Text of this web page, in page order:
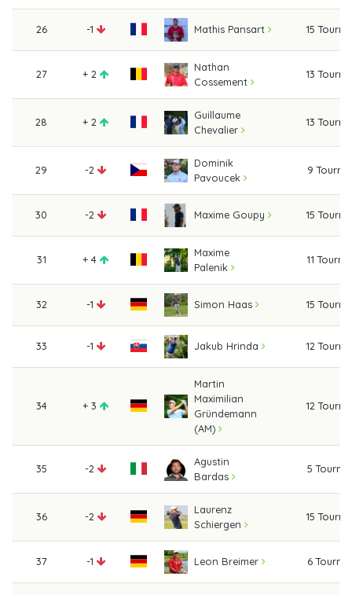
26 -1 Mathis Pansart 15
27 + 2
Nathan
Cossement
13
28 + 2
Guillaume
Chevalier
13
29 -2
Dominik
Pavoucek
9
30 -2 Maxime Goupy 15
31 + 4
Maxime
Palenik
11
32 -1 Simon Haas 15
33 -1 Jakub Hrinda 12
34 + 3
Martin
Maximilian
Gründemann
(AM)
12
35 -2
Agustin
Bardas
5
36 -2
Laurenz
Schiergen
15
37 -1 Leon Breimer 6